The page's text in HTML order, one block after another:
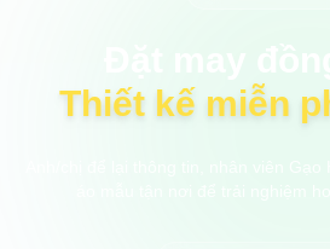
Thiết kế miễn